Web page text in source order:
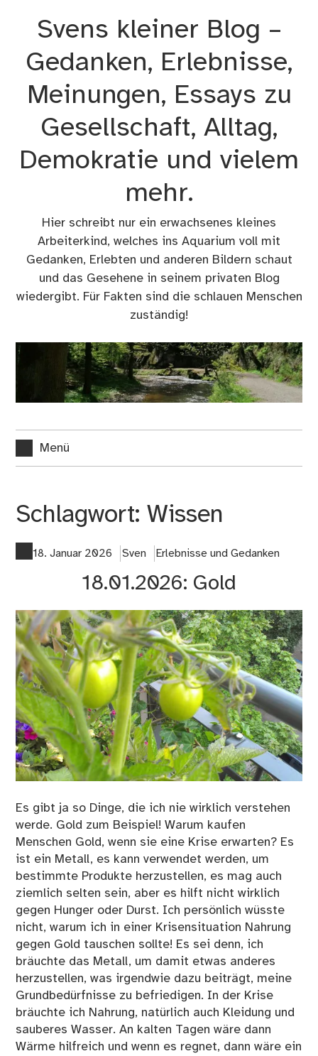
Svens kleiner Blog –
Gedanken, Erlebnisse,
Meinungen, Essays zu
Gesellschaft, Alltag,
Demokratie und vielem
mehr.
Hier schreibt nur ein erwachsenes kleines
Arbeiterkind, welches ins Aquarium voll mit
Gedanken, Erlebten und anderen Bildern schaut
und das Gesehene in seinem privaten Blog
wiedergibt. Für Fakten sind die schlauen Menschen
zuständig!
Menü
Schlagwort:Wissen
18. Januar 2026 Sven Erlebnisse und Gedanken
18.01.2026: Gold
Es gibt ja so Dinge, die ich nie wirklich verstehen
werde. Gold zum Beispiel! Warum kaufen
Menschen Gold, wenn sie eine Krise erwarten? Es
ist ein Metall, es kann verwendet werden, um
bestimmte Produkte herzustellen, es mag auch
ziemlich selten sein, aber es hilft nicht wirklich
gegen Hunger oder Durst. Ich persönlich wüsste
nicht, warum ich in einer Krisensituation Nahrung
gegen Gold tauschen sollte! Es sei denn, ich
bräuchte das Metall, um damit etwas anderes
herzustellen, was irgendwie dazu beiträgt, meine
Grundbedürfnisse zu befriedigen. In der Krise
bräuchte ich Nahrung, natürlich auch Kleidung und
sauberes Wasser. An kalten Tagen wäre dann
Wärme hilfreich und wenn es regnet, dann wäre ein